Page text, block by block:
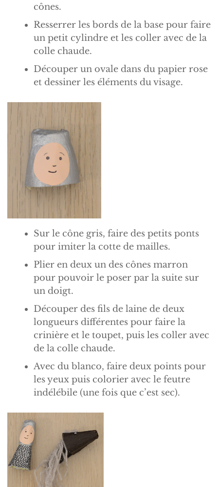
cônes.
Resserrer les bords de la base pour faire
un petit cylindre et les coller avec de la
colle chaude.
Découper un ovale dans du papier rose
et dessiner les éléments du visage.
Sur le cône gris, faire des petits ponts
pour imiter la cotte de mailles.
Plier en deux un des cônes marron
pour pouvoir le poser par la suite sur
un doigt.
Découper des fils de laine de deux
longueurs différentes pour faire la
crinière et le toupet, puis les coller avec
de la colle chaude.
Avec du blanco, faire deux points pour
les yeux puis colorier avec le feutre
indélébile (une fois que c’est sec).